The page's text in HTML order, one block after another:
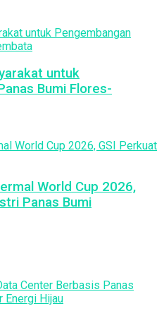
untuk
Bumi Flores-
World Cup 2026,
Panas Bumi